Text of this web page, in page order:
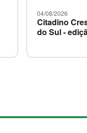
04/08/2026
Citadino
do Sul -